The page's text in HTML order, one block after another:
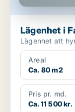
Lägenhet i
Areal
Ca. 80 m2
Pris pr. md.
Ca. 11 500 kr.